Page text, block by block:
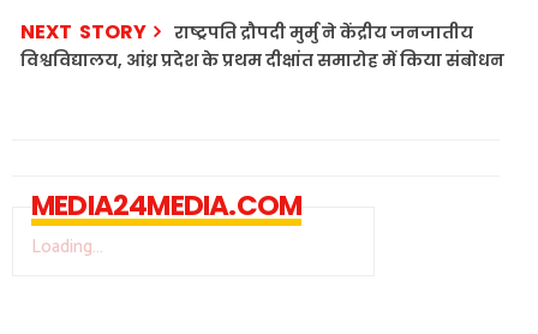
NEXT STORY
राष्ट्रपति द्रौपदी मुर्मु ने केंद्रीय जनजातीय
विश्वविद्यालय, आंध्र प्रदेश के प्रथम दीक्षांत समारोह में किया संबोधन
MEDIA24MEDIA.COM
Loading...